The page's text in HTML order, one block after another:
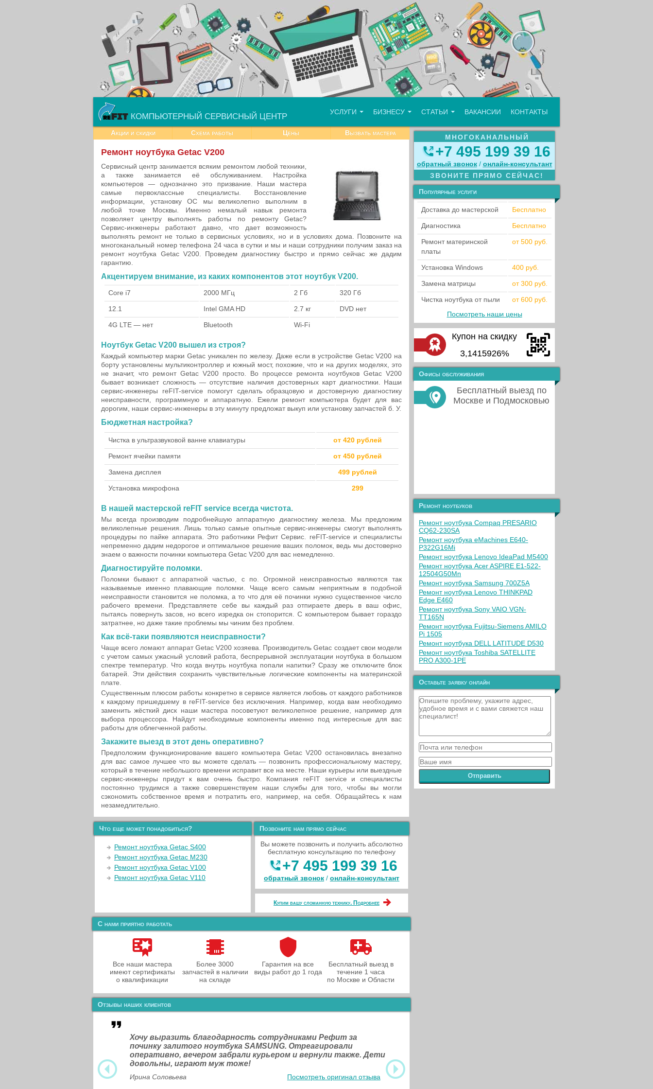
КОМПЬЮТЕРНЫЙ СЕРВИСНЫЙ ЦЕНТР УСЛУГИ БИЗНЕСУ СТАТЬИ ВАКАНСИИ КОНТАКТЫ
Акции и скидки Схема работы Цены Вызвать мастера
Ремонт ноутбука Getac V200
Сервисный центр занимается всяким ремонтом любой техники,
а также занимается её обслуживанием. Настройка
компьютеров — однозначно это призвание. Наши мастера
самые первоклассные специалисты. Восстановление
информации, установку ОС мы великолепно выполним в
любой точке Москвы. Именно немалый навык ремонта
позволяет центру выполнять работы по ремонту Getac?
Сервис-инженеры работают давно, что дает возможность
выполнять ремонт не только в сервисных условиях, но и в условиях дома. Позвоните на
многоканальный номер телефона 24 часа в сутки и мы и наши сотрудники получим заказ на
ремонт ноутбука Getac V200. Проведем диагностику быстро и прямо сейчас же дадим
гарантию.
Акцентируем внимание, из каких компонентов этот ноутбук V200.
Core i7 2000 МГц 2 Гб 320 Гб
12.1 Intel GMA HD 2.7 кг DVD нет
4G LTE — нет Bluetooth Wi-Fi
Ноутбук Getac V200 вышел из строя?
Каждый компьютер марки Getac уникален по железу. Даже если в устройстве Getac V200 на
борту установлены мультиконтроллер и южный мост, похожие, что и на других моделях, это
не значит, что ремонт Getac V200 просто. Во процессе ремонта ноутбуков Getac V200
бывает возникает сложность — отсутствие наличия достоверных карт диагностики. Наши
сервис-инженеры reFIT-service помогут сделать образцовую и достоверную диагностику
неисправности, программную и аппаратную. Ежели ремонт компьютера будет для вас
дорогим, наши сервис-инженеры в эту минуту предложат выкуп или установку запчастей б. У.
Бюджетная настройка?
Чистка в ультразвуковой ванне клавиатуры от 420 рублей
Ремонт ячейки памяти от 450 рублей
Замена дисплея 499 рублей
Установка микрофона 299
В нашей мастерской reFIT service всегда чистота.
Мы всегда производим подробнейшую аппаратную диагностику железа. Мы предложим
великолепные решения. Лишь только самые опытные сервис-инженеры смогут выполнять
процедуры по пайке аппарата. Это работники Рефит Сервис. reFIT-service и специалисты
непременно дадим недорогое и оптимальное решение ваших поломок, ведь мы достоверно
знаем о важности починки компьютера Getac V200 для вас немедленно.
Диагностируйте поломки.
Поломки бывают с аппаратной частью, с по. Огромной неисправностью являются так
называемые именно плавающие поломки. Чаще всего самым неприятным в подобной
неисправности становится не поломка, а то что для её починки нужно существенное число
рабочего времени. Представляете себе вы каждый раз отпираете дверь в ваш офис,
пытаясь повернуть засов, но всего изредка он стопорится. С компьютером бывает гораздо
затратнее, но даже такие проблемы мы чиним без проблем.
Как всё-таки появляются неисправности?
Чаще всего ломают аппарат Getac V200 хозяева. Производитель Getac создает свои модели
с учетом самых ужасный условий работа, беспрерывной эксплуатации ноутбука в большом
спектре температур. Что когда внутрь ноутбука попали напитки? Сразу же отключите блок
батарей. Эти действия сохранить чувствительные логические компоненты на материнской
плате.
Существенным плюсом работы конкретно в сервисе является любовь от каждого работников
к каждому пришедшему в reFIT-service без исключения. Например, когда вам необходимо
заменить жёсткий диск наши мастера посоветуют великолепное решение, например для
выбора процессора. Найдут необходимые компоненты именно под интересные для вас
работы для облегченной работы.
Закажите выезд в этот день оперативно?
Предположим функционирование вашего компьютера Getac V200 остановилась внезапно
для вас самое лучшее что вы можете сделать — позвонить профессиональному мастеру,
который в течение небольшого времени исправит все на месте. Наши курьеры или выездные
сервис-инженеры придут к вам очень быстро. Компания reFIT service и специалисты
постоянно трудимся а также совершенствуем наши службы для того, чтобы вы могли
сэкономить собственное время и потратить его, например, на себя. Обращайтесь к нам
незамедлительно.
Что еще может понадобиться?
Ремонт ноутбука Getac S400
Ремонт ноутбука Getac M230
Ремонт ноутбука Getac V100
Ремонт ноутбука Getac V110
Позвоните нам прямо сейчас
Вы можете позвонить и получить абсолютно
бесплатную консультацию по телефону
+7 495 199 39 16
обратный звонок / онлайн‑консультант
Купим вашу сломанную технику. Подробнее
С нами приятно работать
Все наши мастера
имеют сертификаты
о квалификации
Более 3000
запчастей в наличии
на складе
Гарантия на все
виды работ до 1 года
Бесплатный выезд в
течение 1 часа
по Москве и Области
Отзывы наших клиентов
Хочу выразить благодарность сотрудниками Рефит за
починку залитого ноутбука SAMSUNG. Отреагировали
оперативно, вечером забрали курьером и вернули также. Дети
довольны, играют муж тоже!
Ирина Соловьева Посмотреть оригинал отзыва
МНОГОКАНАЛЬНЫЙ
+7 495 199 39 16
обратный звонок / онлайн‑консультант
ЗВОНИТЕ ПРЯМО СЕЙЧАС!
Популярные услуги
Доставка до мастерской Бесплатно
Диагностика Бесплатно
Ремонт материнской
платы
от 500 руб.
Установка Windows 400 руб.
Замена матрицы от 300 руб.
Чистка ноутбука от пыли
от 600 руб.
Посмотреть наши цены
Купон на скидку
3,1415926%
Офисы обслуживания
Бесплатный выезд по
Москве и Подмосковью
Ремонт ноутбуков
Ремонт ноутбука Compaq PRESARIO
CQ62-230SA
Ремонт ноутбука eMachines E640-
P322G16Mi
Ремонт ноутбука Lenovo IdeaPad M5400
Ремонт ноутбука Acer ASPIRE E1-522-
12504G50Mn
Ремонт ноутбука Samsung 700Z5A
Ремонт ноутбука Lenovo THINKPAD
Edge E460
Ремонт ноутбука Sony VAIO VGN-
TT165N
Ремонт ноутбука Fujitsu-Siemens AMILO
Pi 1505
Ремонт ноутбука DELL LATITUDE D530
Ремонт ноутбука Toshiba SATELLITE
PRO A300-1PE
Оставьте заявку онлайн
Отправить